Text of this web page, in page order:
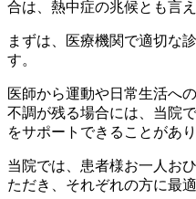
合は、熱中症の兆候とも言え
まずは、医療機関で適切な
す。
医師から運動や日常生活へ
不調が残る場合には、当院
をサポートできることがあ
当院では、患者様お一人お
ただき、それぞれの方に最